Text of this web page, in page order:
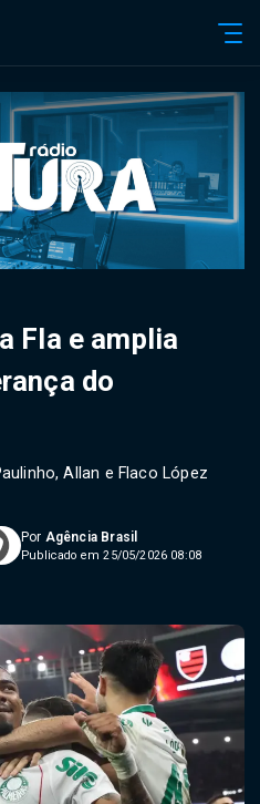
Fla e amplia
do
Allan e Flaco López
Por Agência Brasil
Publicado em 25/05/2026 08:08